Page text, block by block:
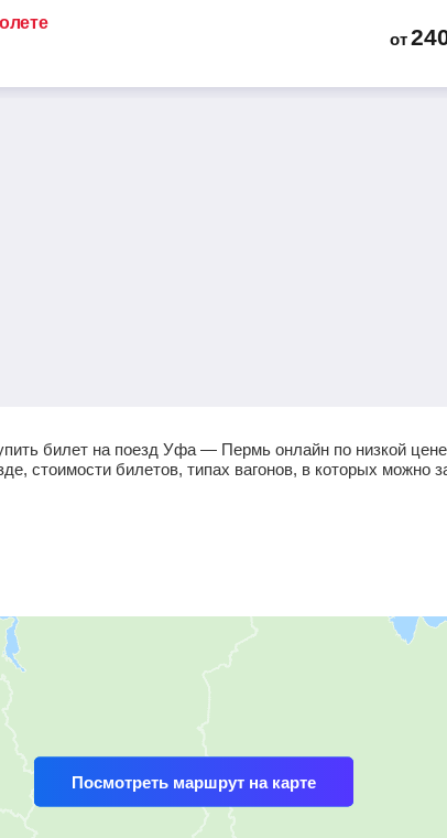
от
билет на поезд Уфа — Пермь онлайн по низкой цене
стоимости билетов, типах вагонов, в которых можно
Посмотреть маршрут на карте